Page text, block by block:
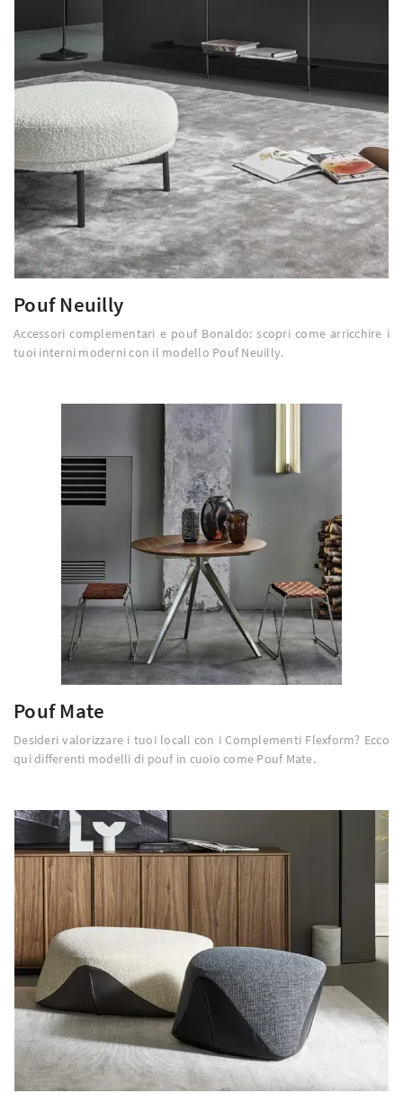
Pouf Neuilly
Accessori complementari e pouf Bonaldo: scopri come arricchire i
tuoi interni moderni con il modello Pouf Neuilly.
Pouf Mate
Desideri valorizzare i tuoi locali con i Complementi Flexform? Ecco
qui differenti modelli di pouf in cuoio come Pouf Mate.